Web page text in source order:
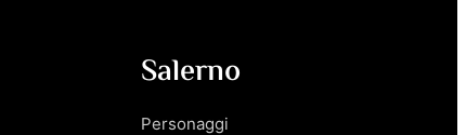
Salerno
Personaggi